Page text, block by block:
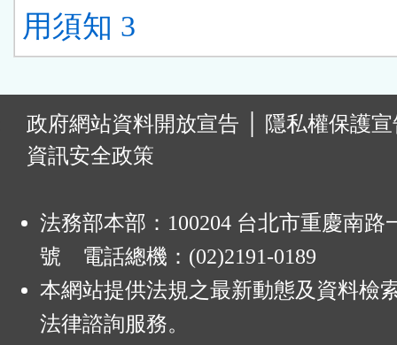
用須知 3
政府網站資料開放宣告
隱私權保護
資訊安全政策
法務部本部：100204 台北市重慶南路
號 電話總機：(02)2191-0189
本網站提供法規之最新動態及資料檢
法律諮詢服務。